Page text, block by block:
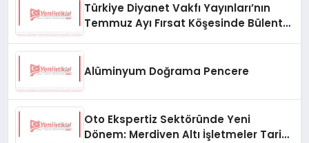
Türkiye Diyanet Vakfı Yayınları’nın
Temmuz Ayı Fırsat Köşesinde Bülent
Alüminyum Doğrama Pencere
Oto Ekspertiz Sektöründe Yeni
Dönem: Merdiven Altı İşletmeler Tarih